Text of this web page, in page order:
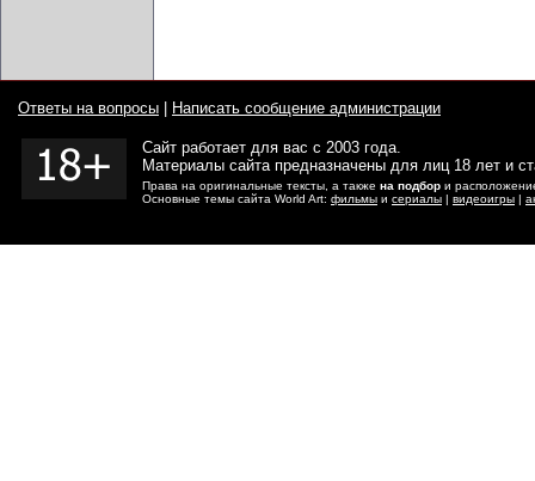
Ответы на вопросы Написать сообщение администрации
Сайт работает для вас с 2003 года.
Материалы сайта предназначены для лиц 18 лет и
Права на оригинальные тексты, а также на подбор и
Основные темы сайта World Art: фильмы и сериалы | видеоигры |